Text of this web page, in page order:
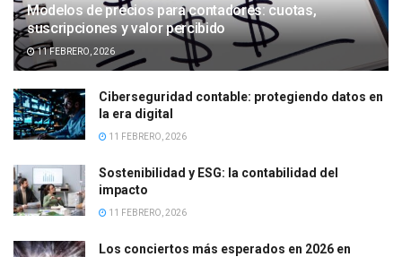
Modelos de precios para contadores: cuotas,
suscripciones y valor percibido
11 FEBRERO, 2026
Ciberseguridad contable: protegiendo datos en
la era digital
11 FEBRERO, 2026
Sostenibilidad y ESG: la contabilidad del
impacto
11 FEBRERO, 2026
Los conciertos más esperados en 2026 en